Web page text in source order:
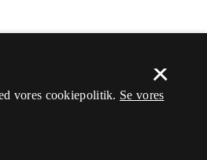
×
vores cookiepolitik. Se vores